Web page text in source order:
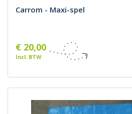
Carrom - Maxi-spel
€ 20,00
Incl. BTW